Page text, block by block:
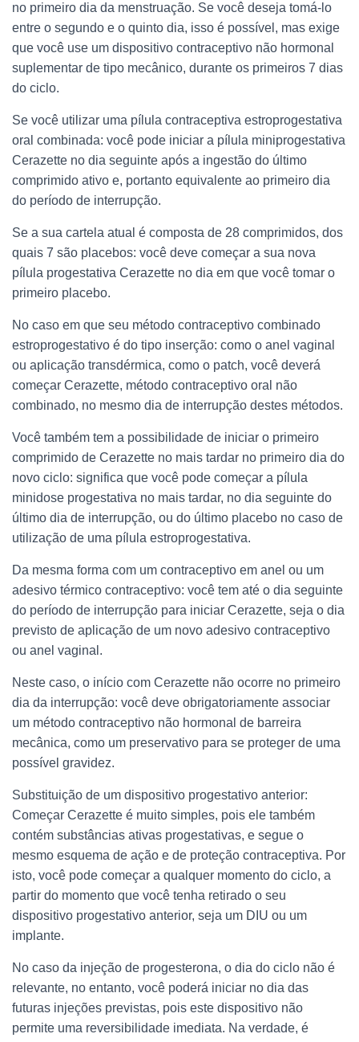
no primeiro dia da menstruação. Se você deseja tomá-lo
entre o segundo e o quinto dia, isso é possível, mas exige
que você use um dispositivo contraceptivo não hormonal
suplementar de tipo mecânico, durante os primeiros 7 dias
do ciclo.
Se você utilizar uma pílula contraceptiva estroprogestativa
oral combinada: você pode iniciar a pílula miniprogestativa
Cerazette no dia seguinte após a ingestão do último
comprimido ativo e, portanto equivalente ao primeiro dia
do período de interrupção.
Se a sua cartela atual é composta de 28 comprimidos, dos
quais 7 são placebos: você deve começar a sua nova
pílula progestativa Cerazette no dia em que você tomar o
primeiro placebo.
No caso em que seu método contraceptivo combinado
estroprogestativo é do tipo inserção: como o anel vaginal
ou aplicação transdérmica, como o patch, você deverá
começar Cerazette, método contraceptivo oral não
combinado, no mesmo dia de interrupção destes métodos.
Você também tem a possibilidade de iniciar o primeiro
comprimido de Cerazette no mais tardar no primeiro dia do
novo ciclo: significa que você pode começar a pílula
minidose progestativa no mais tardar, no dia seguinte do
último dia de interrupção, ou do último placebo no caso de
utilização de uma pílula estroprogestativa.
Da mesma forma com um contraceptivo em anel ou um
adesivo térmico contraceptivo: você tem até o dia seguinte
do período de interrupção para iniciar Cerazette, seja o dia
previsto de aplicação de um novo adesivo contraceptivo
ou anel vaginal.
Neste caso, o início com Cerazette não ocorre no primeiro
dia da interrupção: você deve obrigatoriamente associar
um método contraceptivo não hormonal de barreira
mecânica, como um preservativo para se proteger de uma
possível gravidez.
Substituição de um dispositivo progestativo anterior:
Começar Cerazette é muito simples, pois ele também
contém substâncias ativas progestativas, e segue o
mesmo esquema de ação e de proteção contraceptiva. Por
isto, você pode começar a qualquer momento do ciclo, a
partir do momento que você tenha retirado o seu
dispositivo progestativo anterior, seja um DIU ou um
implante.
No caso da injeção de progesterona, o dia do ciclo não é
relevante, no entanto, você poderá iniciar no dia das
futuras injeções previstas, pois este dispositivo não
permite uma reversibilidade imediata. Na verdade, é